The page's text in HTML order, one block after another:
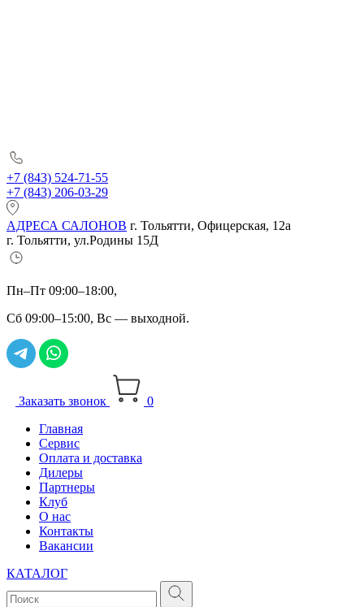
+7 (843) 524-71-55
+7 (843) 206-03-29
АДРЕСА САЛОНОВ г. Тольятти, Офицерская, 12а
г. Тольятти, ул.Родины 15Д
Пн–Пт 09:00–18:00,
Сб 09:00–15:00, Вс — выходной.
Заказать звонок
0
Главная
Сервис
Оплата и доставка
Дилеры
Партнеры
Клуб
О нас
Контакты
Вакансии
КАТАЛОГ